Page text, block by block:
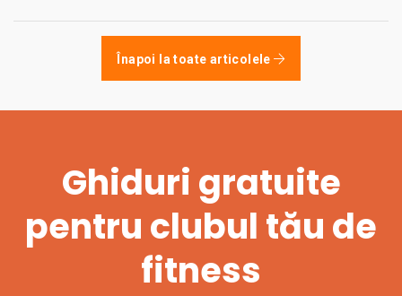
Înapoi la toate articolele
Ghiduri gratuite
pentru clubul tău de
fitness